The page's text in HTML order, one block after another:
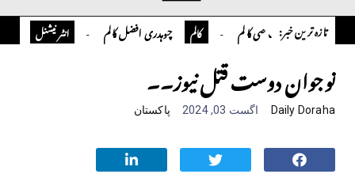
تازہ ترین خبر:
تمیور سلمان قاضی کالم کالم چوہدری افضل کالم انٹر نیشنل اوورسیز
نوجوان دوست قتل نیوز۔۔
Daily Doraha اگست 03, 2024 پاکستان